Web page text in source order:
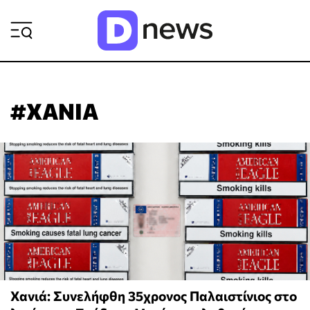
#ΧΑΝΙΑ
Χανιά: Συνελήφθη 35χρονος Παλαιστίνιος στο